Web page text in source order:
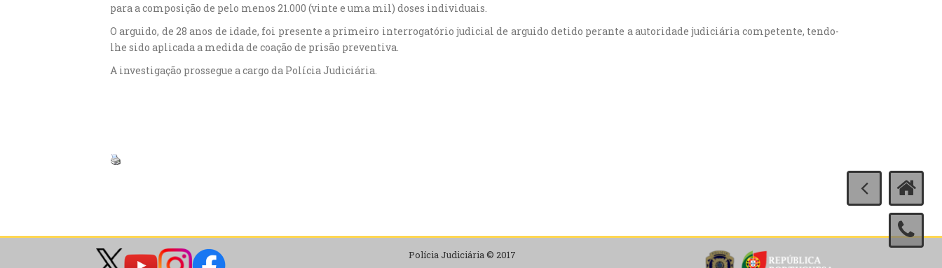
para a composição de pelo menos 21.000 (vinte e uma mil) doses individuais.
O arguido, de 28 anos de idade, foi presente a primeiro interrogatório judicial de arguido detido perante a autoridade judiciária competente, tendo-
lhe sido aplicada a medida de coação de prisão preventiva.
A investigação prossegue a cargo da Polícia Judiciária.
Polícia Judiciária © 2017